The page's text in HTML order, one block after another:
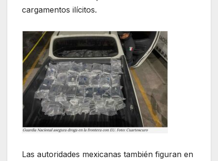
cargamentos ilícitos.
Las autoridades mexicanas también figuran en